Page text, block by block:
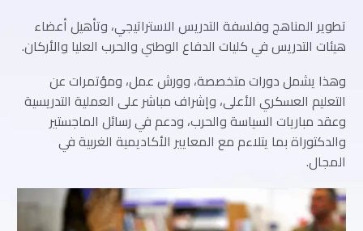
تطوير المناهج وفلسفة التدريس الاستراتيجي، وتأهيل أعضاء
هيئات التدريس في كليات الدفاع الوطني والحرب العليا والأركان.
وهذا يشمل دورات متخصصة، وورش عمل، ومؤتمرات عن
التعليم العسكري الأعلى، وإشراف مباشر على العملية التدريسية
وعقد مباريات السياسة والحرب، ودعم في رسائل الماجستير
والدكتوراة بما يتلاءم مع المعايير الأكاديمية الغربية في
المجال.